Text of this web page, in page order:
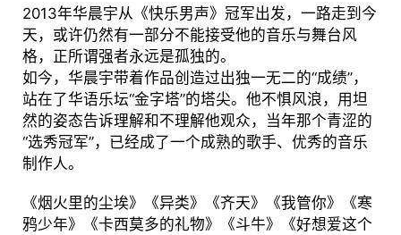
2013年华晨宇从《快乐男声》冠军出发，一路走到今
天，或许仍然有一部分不能接受他的音乐与舞台风
格，正所谓强者永远是孤独的。
如今，华晨宇带着作品创造过出独一无二的“成绩”，
站在了华语乐坛“金字塔”的塔尖。他不惧风浪，用坦
然的姿态告诉理解和不理解他观众，当年那个青涩的
“选秀冠军”，已经成了一个成熟的歌手、优秀的音乐
制作人。
《烟火里的尘埃》《异类》《齐天》《我管你》《寒
鸦少年》《卡西莫多的礼物》《斗牛》《好想爱这个